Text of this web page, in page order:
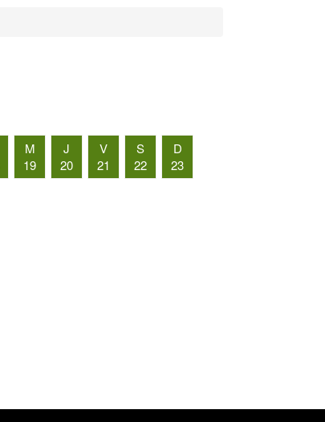
M
19
J
20
V
21
S
22
D
23